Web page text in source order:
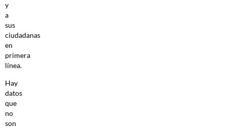
y
a
sus
ciudadanas
en
primera
línea.
Hay
datos
que
no
son